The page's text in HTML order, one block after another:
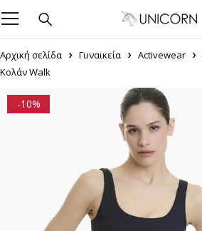
Αρχική σελίδα Γυναικεία Activewear
Κολάν Walk
-10%